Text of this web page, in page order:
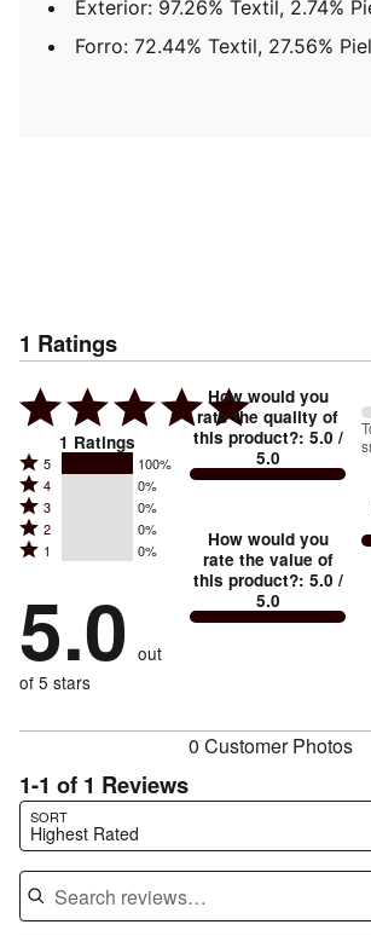
Exterior: 97.26% Textil, 2.74%
Forro: 72.44% Textil, 27.56%
1 Ratings
1 Ratings
Rated
5
stars
by
of
reviewers
5 100%
Rated
4
stars
by
of
reviewers
4 0%
Rated
3
stars
0%
of
reviewers
3 0%
Rated
2
by
0%
of
reviewers
2 0%
Rated
stars
by
0%
of
1 0%
5.0 out
of 5 stars
How would you
rate the quality of
this product?: 5.0 /
5.0
How would you
rate the value of
this product?: 5.0 /
5.0
0 Customer Photos
1-1 of 1 Reviews
SORT
Highest Rated
Search reviews…